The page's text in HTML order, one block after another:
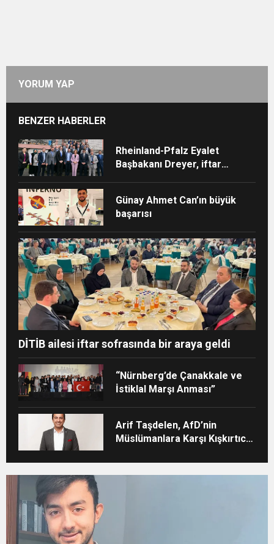
YORUM YAP
BENZER HABERLER
Rheinland-Pfalz Eyalet
Başbakanı Dreyer, iftar
Günay Ahmet Can’ın büyük
başarısı
DİTİB ailesi iftar sofrasında bir araya geldi
“Nürnberg’de Çanakkale ve
İstiklal Marşı Anması”
Arif Taşdelen, AfD’nin
Müslümanlara Karşı Kışkırtıcı